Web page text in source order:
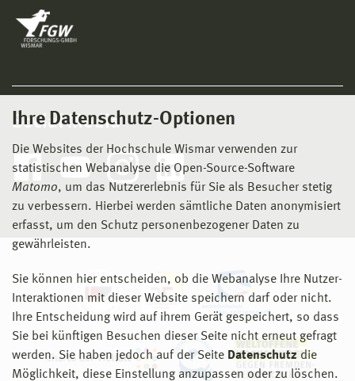
Ihre Datenschutz-Optionen
Die Websites der Hochschule Wismar verwenden zur
statistischen Webanalyse die Open-Source-Software
Matomo, um das Nutzererlebnis für Sie als Besucher stetig
zu verbessern. Hierbei werden sämtliche Daten anonymisiert
erfasst, um den Schutz personenbezogener Daten zu
gewährleisten.
Sie können hier entscheiden, ob die Webanalyse Ihre Nutzer-
Interaktionen mit dieser Website speichern darf oder nicht.
Ihre Entscheidung wird auf ihrem Gerät gespeichert, so dass
Sie bei künftigen Besuchen dieser Seite nicht erneut gefragt
werden. Sie haben jedoch auf der Seite Datenschutz die
Möglichkeit, diese Einstellung anzupassen oder zu löschen.
Social Media